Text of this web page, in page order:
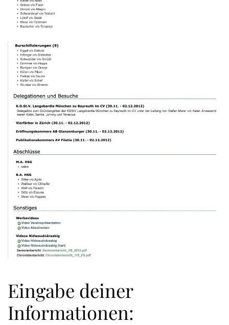
Eingabe deiner
Informationen: